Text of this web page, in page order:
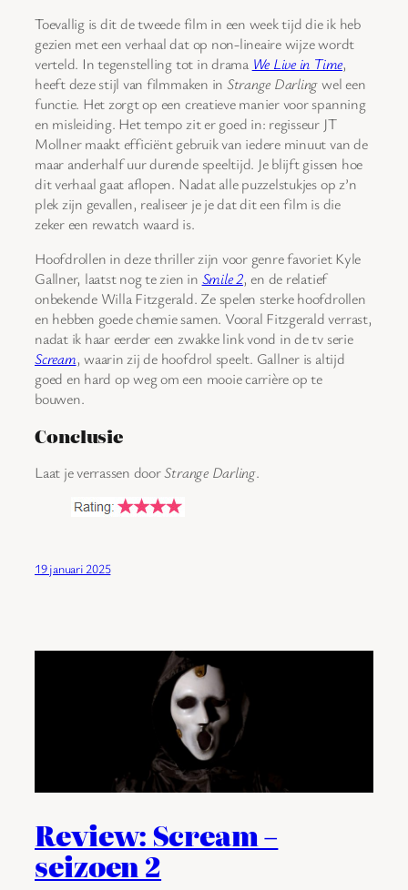
Toevallig is dit de tweede film in een week tijd die ik heb
gezien met een verhaal dat op non-lineaire wijze wordt
verteld. In tegenstelling tot in drama We Live in Time,
heeft deze stijl van filmmaken in Strange Darlingwel een
functie. Het zorgt op een creatieve manier voor spanning
en misleiding. Het tempo zit er goed in: regisseur JT
Mollner maakt efficiënt gebruik van iedere minuut van de
maar anderhalf uur durende speeltijd. Je blijft gissen hoe
dit verhaal gaat aflopen. Nadat alle puzzelstukjes op z’n
plek zijn gevallen, realiseer je je dat dit een film is die
zeker een rewatch waard is.
Hoofdrollen in deze thriller zijn voor genre favoriet Kyle
Gallner, laatst nog te zien in Smile 2, en de relatief
onbekende Willa Fitzgerald. Ze spelen sterke hoofdrollen
en hebben goede chemie samen. Vooral Fitzgerald verrast,
nadat ik haar eerder een zwakke link vond in de tv serie
Scream, waarin zij de hoofdrol speelt. Gallner is altijd
goed en hard op weg om een mooie carrière op te
bouwen.
Conclusie
Laat je verrassen doorStrange Darling.
19 januari 2025
Review: Scream –
seizoen 2